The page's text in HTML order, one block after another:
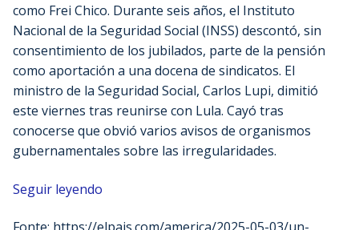
como Frei Chico. Durante seis años, el Instituto
Nacional de la Seguridad Social (INSS) descontó, sin
consentimiento de los jubilados, parte de la pensión
como aportación a una docena de sindicatos. El
ministro de la Seguridad Social, Carlos Lupi, dimitió
este viernes tras reunirse con Lula. Cayó tras
conocerse que obvió varios avisos de organismos
gubernamentales sobre las irregularidades.
Seguir leyendo